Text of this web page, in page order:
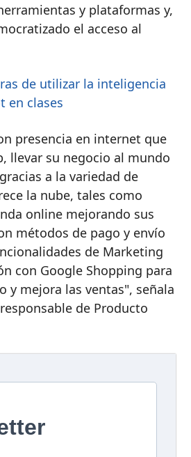
y plataformas y,
el acceso al
de utilizar la inteligencia
en clases
presencia en internet que
llevar su negocio al mundo
a la variedad de
la nube, tales como
online mejorando sus
métodos de pago y envío
de Marketing
con Google Shopping para
y mejora las ventas", señala
de Producto